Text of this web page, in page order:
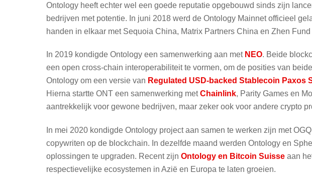
Ontology heeft echter wel een goede reputatie opgebouwd sinds zijn
bedrijven met potentie. In juni 2018 werd de Ontology Mainnet officieel
handen in elkaar met Sequoia China, Matrix Partners China en Zhen
In 2019 kondigde Ontology een samenwerking aan met NEO. Beide
een open cross-chain interoperabiliteit te vormen, om de posities van
Ontology om een versie van Regulated USD-backed Stablecoin Paxos
Hierna startte ONT een samenwerking metChainlink, Parity Games en
aantrekkelijk voor gewone bedrijven, maar zeker ook voor andere crypto
In mei 2020 kondigde Ontology project aan samen te werken zijn met
copywriten op de blockchain. In dezelfde maand werden Ontology en
oplossingen te upgraden. Recent zijn Ontology en Bitcoin Suisse aan
respectievelijke ecosystemen in Azië en Europa te laten groeien.